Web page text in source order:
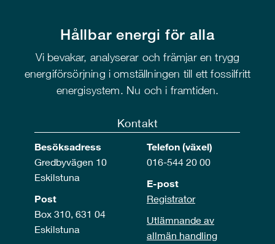
Hållbar energi för alla
Vi bevakar, analyserar och främjar en trygg
energiförsörjning i omställningen till ett fossilfritt
energisystem. Nu och i framtiden.
Kontakt
Besöksadress
Gredbyvägen 10
Eskilstuna
Post
Box 310, 631 04
Eskilstuna
Telefon (växel)
016-544 20 00
E-post
Registrator
Utlämnande av
allmän handling